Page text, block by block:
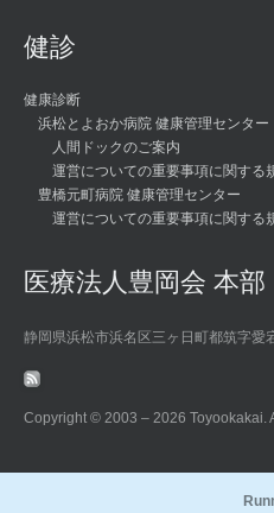
健診
健康診断
浜松とよおか病院 健康管理センター
人間ドックのご案内
運営についての重要事項に関する
豊橋元町病院 健康管理センター
運営についての重要事項に関する
医療法人豊岡会 本部
静岡県浜松市浜名区三ヶ日町都筑字愛
Copyright © 2003 – 2026 Toyookakai.